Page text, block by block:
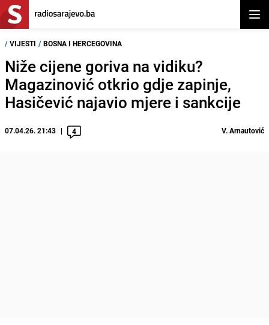
/ VIJESTI / BOSNA I HERCEGOVINA
Niže cijene goriva na vidiku?
Magazinović otkrio gdje zapinje,
Hasičević najavio mjere i sankcije
07.04.26. 21:43 4 V. Arnautović